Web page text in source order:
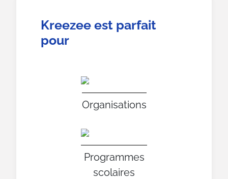
Kreezee est parfait
pour
Organisations
Programmes
scolaires